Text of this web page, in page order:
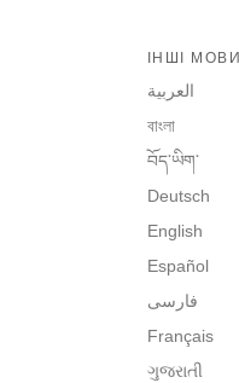
ІНШІ МОВИ
العربية
বাংলা
བོད་ཡིག་
Deutsch
English
Español
فارسی
Français
ગુજરાતી